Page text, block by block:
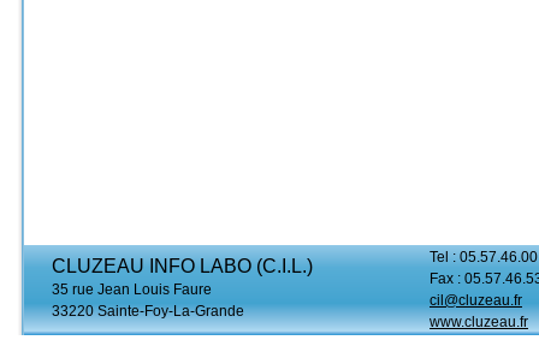
CLUZEAU INFO LABO (C.I.L.)
35 rue Jean Louis Faure
33220 Sainte-Foy-La-Grande
Tel :
Fax :
cil@cluzeau.fr
www.cluzeau.fr